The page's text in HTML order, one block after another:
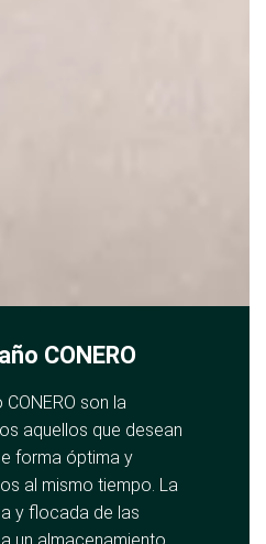
CONERO
son la
aquellos que desean
forma óptima y
al mismo tiempo. La
y flocada de las